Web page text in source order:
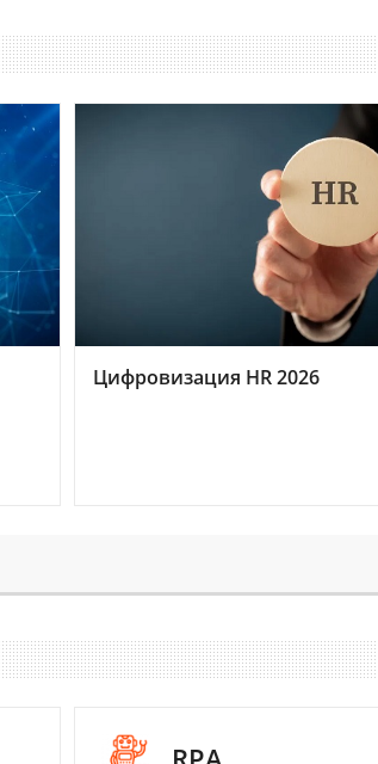
Цифровизация HR 2026